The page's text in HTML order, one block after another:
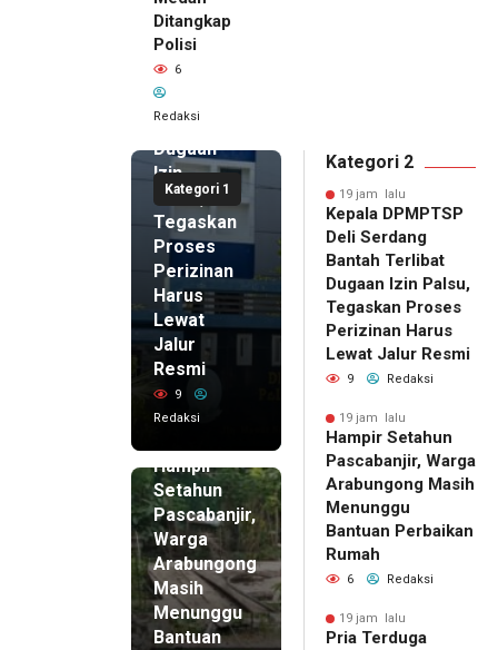
Ditangkap
Polisi
6
Redaksi
Kategori 1
DPMPTSP
Deli
Serdang
Bantah
Terlibat
Dugaan
Izin
Palsu,
Tegaskan
Proses
Perizinan
Harus
Lewat
Jalur
Resmi
9
Redaksi
Hampir
Setahun
Pascabanjir,
Warga
Arabungong
Masih
Menunggu
Bantuan
Kategori 2
19 jam lalu
Kepala DPMPTSP
Deli Serdang
Bantah Terlibat
Dugaan Izin Palsu,
Tegaskan Proses
Perizinan Harus
Lewat Jalur Resmi
9 Redaksi
19 jam lalu
Hampir Setahun
Pascabanjir, Warga
Arabungong Masih
Menunggu
Bantuan Perbaikan
Rumah
6 Redaksi
19 jam lalu
Pria Terduga